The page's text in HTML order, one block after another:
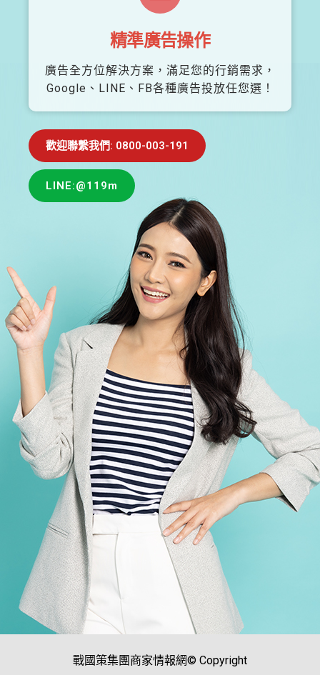
精準廣告操作
廣告全方位解決方案，滿足您的行銷需求，
Google、LINE、FB各種廣告投放任您選！
歡迎聯繫我們: 0800-003-191
LINE:@119m
戰國策集團商家情報網© Copyright